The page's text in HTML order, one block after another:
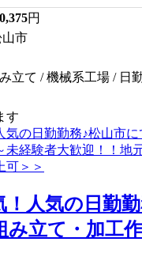
円
市
立て / 機械系工場 / 日
す
！人気の日勤
み立て・加工